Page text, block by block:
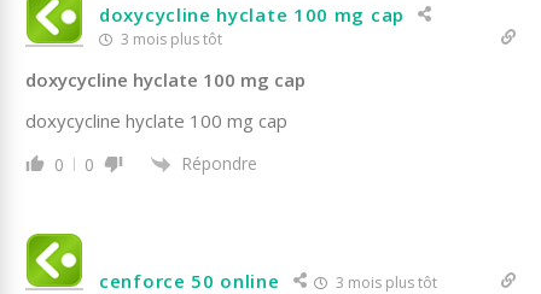
doxycycline hyclate 100 mg cap
3 mois plus tôt
doxycycline hyclate 100 mg cap
doxycycline hyclate 100 mg cap
0 0 Répondre
cenforce 50 online 3 mois plus tôt